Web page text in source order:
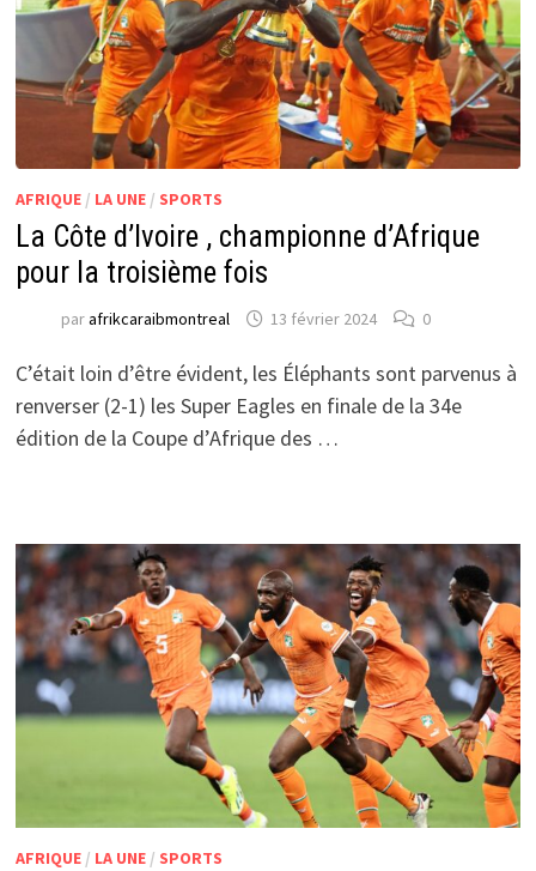
AFRIQUE/ LA UNE/ SPORTS
La Côte d’Ivoire , championne d’Afrique
pour la troisième fois
parafrikcaraibmontreal 13 février 2024 0
C’était loin d’être évident, les Éléphants sont parvenus à
renverser (2-1) les Super Eagles en finale de la 34e
édition de la Coupe d’Afrique des …
AFRIQUE/ LA UNE/ SPORTS